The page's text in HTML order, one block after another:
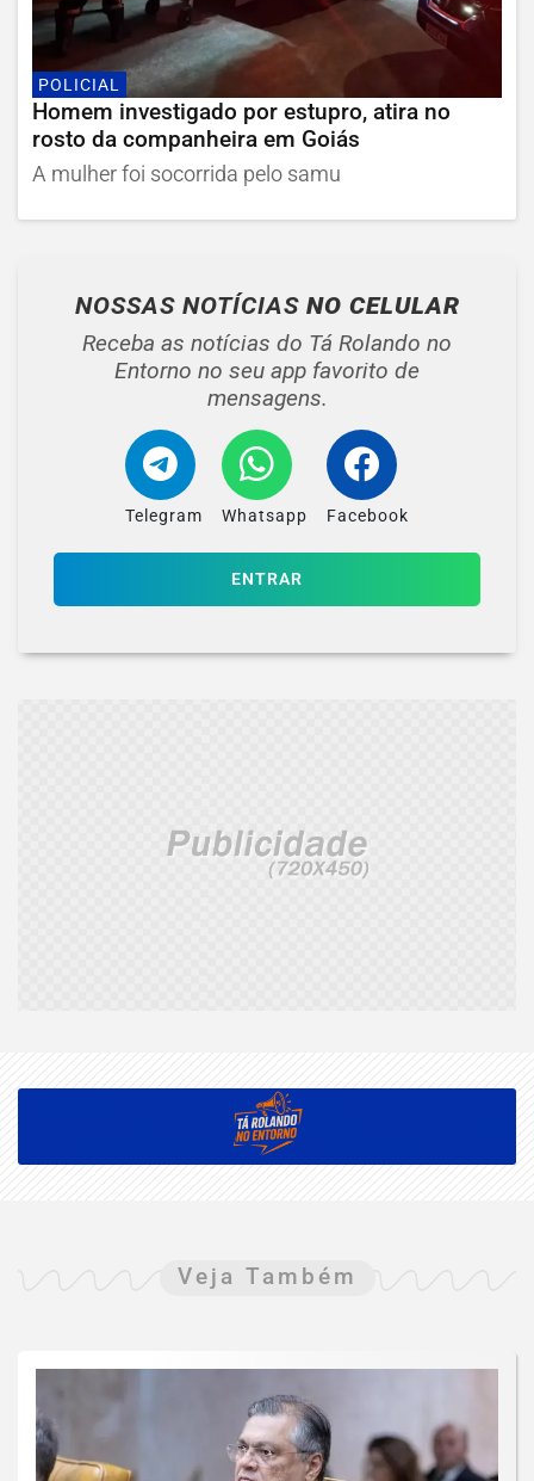
POLICIAL
Homem investigado por estupro, atira no
rosto da companheira em Goiás
A mulher foi socorrida pelo samu
NOSSAS NOTÍCIAS NO CELULAR
Receba as notícias do Tá Rolando no
Entorno no seu app favorito de
mensagens.
Telegram Whatsapp Facebook
ENTRAR
Veja Também